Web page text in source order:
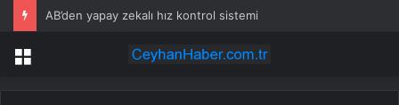
AB’den yapay zekalı hız kontrol sistemi
Menü